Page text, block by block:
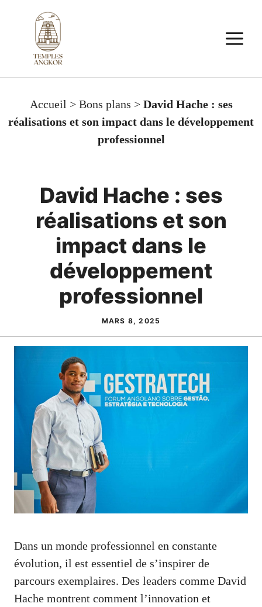
contenu
Accueil > Bons plans > David Hache : ses
réalisations et son impact dans le développement
professionnel
David Hache : ses
réalisations et son
impact dans le
développement
professionnel
MARS 8, 2025
Dans un monde professionnel en constante
évolution, il est essentiel de s’inspirer de
parcours exemplaires. Des leaders comme David
Hache montrent comment l’innovation et